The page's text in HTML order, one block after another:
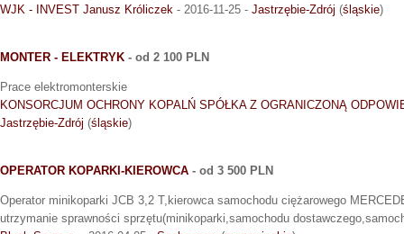
WJK - INVEST Janusz Króliczek - 2016-11-25 - Jastrzębie-Zdrój (śląskie)
MONTER - ELEKTRYK - od 2 100 PLN
Prace elektromonterskie
KONSORCJUM OCHRONY KOPALŃ SPÓŁKA Z OGRANICZONĄ
Jastrzębie-Zdrój (śląskie)
OPERATOR KOPARKI-KIEROWCA - od 3 500 PLN
Operator minikoparki JCB 3,2 T,kierowca samochodu ciężarowego
utrzymanie sprawności sprzętu(minikoparki,samochodu